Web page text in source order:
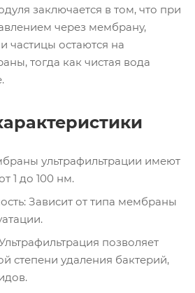
заключается в том, что при
через мембрану,
частицы остаются на
тогда как чистая вода
ультрафильтрации имеют
1 до 100 нм.
Зависит от типа мембраны
позволяет
степени удаления бактерий,